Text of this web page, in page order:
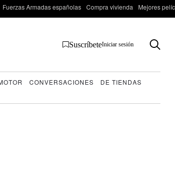
Fuerzas Armadas españolas Compra vivienda Mejores
SuscríbeteIniciar sesión
CONVERSACIONES
DE TIENDAS